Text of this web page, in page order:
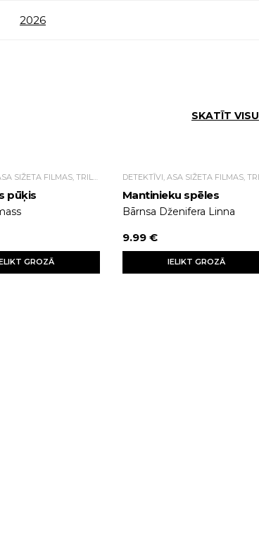
2026
SKATĪT VISU
pūķis
GROZĀ
Mantinieku spēles
Bārnsa Dženifera Linna
9.99 €
IELIKT GROZĀ